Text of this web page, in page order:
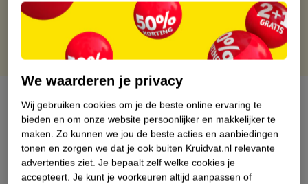
Gratis punten met je Kruidvat kaart
Over dit product
Productinformatie
Nature Impact Score
We waarderen je privacy
Wij gebruiken cookies om je de beste online ervaring te
bieden en om onze website persoonlijker en makkelijker te
maken. Zo kunnen we jou de beste acties en aanbiedingen
tonen en zorgen we dat je ook buiten Kruidvat.nl relevante
advertenties ziet. Je bepaalt zelf welke cookies je
accepteert. Je kunt je voorkeuren altijd aanpassen of